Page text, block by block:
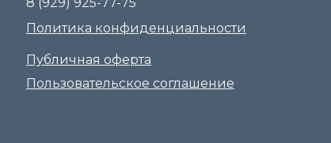
Политика конфиденциальности
Публичная оферта
Пользовательское соглашение